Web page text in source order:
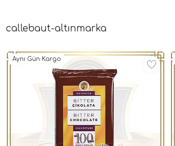
callebaut-altınmarka
Aynı Gün Kargo